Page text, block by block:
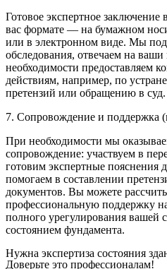
Готовое экспертное
вас формате — на бумажном
или в электронном виде. Мы
обследования, отвечаем на
необходимости предоставляем
действиям, например, по
претензий или обращению в
7. Сопровождение и поддержка
При необходимости мы
сопровождение: участвуем в
готовим экспертные пояснения
помогаем в составлении
документов. Вы можете
профессиональную поддержку
полного урегулирования вашей
состоянием фундамента.
Нужна экспертиза состояния
Доверьте это профессионалам!